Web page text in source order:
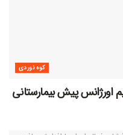
کوه نوردی
اورژانس پیش بیمارستانی